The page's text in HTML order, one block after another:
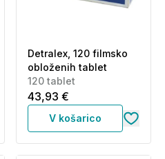
Detralex, 120 filmsko
obloženih tablet
120 tablet
43,93 €
V košarico